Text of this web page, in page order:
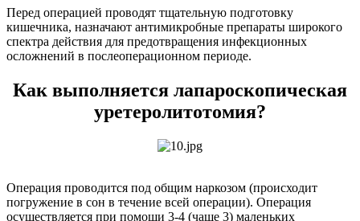
Перед операцией проводят тщательную подготовку
кишечника, назначают антимикробные препараты широкого
спектра действия для предотвращения инфекционных
осложнений в послеоперационном периоде.
Как выполняется лапароскопическая
уретеролитотомия?
Операция проводится под общим наркозом (происходит
погружение в сон в течение всей операции). Операция
осуществляется при помощи 3-4 (чаще 3) маленьких